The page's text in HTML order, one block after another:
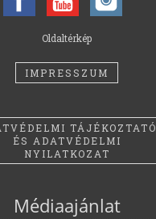
Oldaltérkép
IMPRESSZUM
TÁJÉKOZTATÓ
ÉS ADATVÉDELMI
NYILATKOZAT
Médiaajánlat